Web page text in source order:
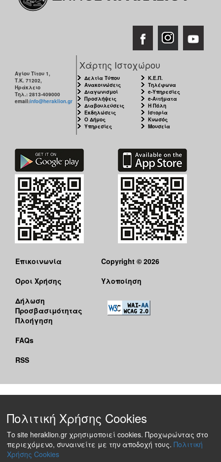
Αγίου Τίτου 1,
Τ.Κ. 71202,
Ηράκλειο
Τηλ.: 2813-409000
email:info@heraklion.gr
Χάρτης Ιστοχώρου
Δελτία Τύπου
Ανακοινώσεις
Διαγωνισμοί
Προσλήψεις
Διαβουλεύσεις
Εκδηλώσεις
Ο Δήμος
Υπηρεσίες
Κ.Ε.Π.
Τηλέφωνα
e-Υπηρεσίες
e-Αιτήματα
Η Πόλη
Ιστορία
Κνωσός
Μουσεία
Επικοινωνία
Όροι Χρήσης
Δήλωση
Προσβασιμότητας
Πλοήγηση
FAQs
RSS
Copyright © 2026
Υλοποίηση
Πολιτική Χρήσης Cookies
Το site heraklion.gr χρησιμοποιεί cookies. Προχωρώντας στο
περιεχόμενο, συναινείτε με την αποδοχή τους. Πολιτική
Χρήσης Cookies